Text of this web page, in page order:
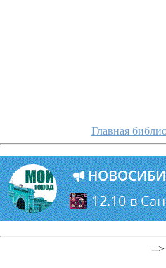
Главная
-->